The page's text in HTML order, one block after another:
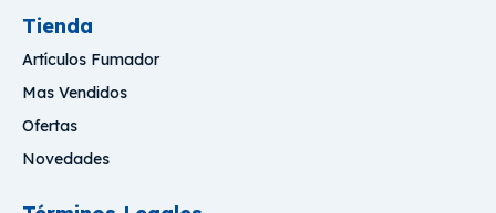
Tienda
Artículos Fumador
Mas Vendidos
Ofertas
Novedades